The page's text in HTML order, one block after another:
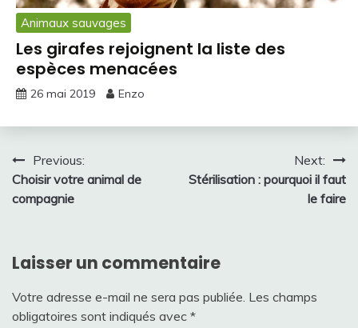
Animaux sauvages
Les girafes rejoignent la liste des
espèces menacées
26 mai 2019 Enzo
Navigation
de
Previous:
Choisir votre animal de
compagnie
Next:
Stérilisation : pourquoi il faut
le faire
Laisser un commentaire
Votre adresse e-mail ne sera pas publiée. Les champs
obligatoires sont indiqués avec *